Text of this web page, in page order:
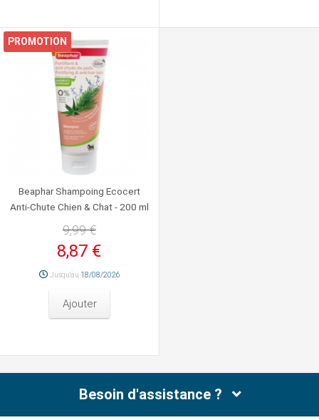
PROMOTION
Beaphar Shampoing Ecocert
Anti-Chute Chien & Chat - 200 ml
9,99 €
8,87 €
Jusqu'au 18/08/2026
Ajouter
Besoin d'assistance ?